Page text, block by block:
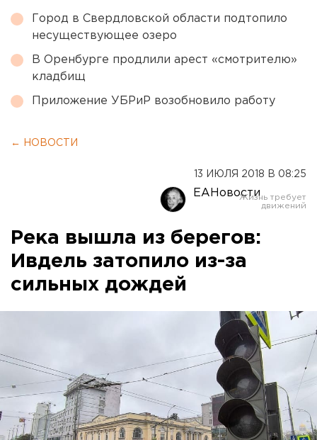
Город в Свердловской области подтопило
несуществующее озеро
В Оренбурге продлили арест «смотрителю»
кладбищ
Приложение УБРиР возобновило работу
← НОВОСТИ
13 ИЮЛЯ 2018 В 08:25
ЕАНовости
Река вышла из берегов:
Ивдель затопило из-за
сильных дождей